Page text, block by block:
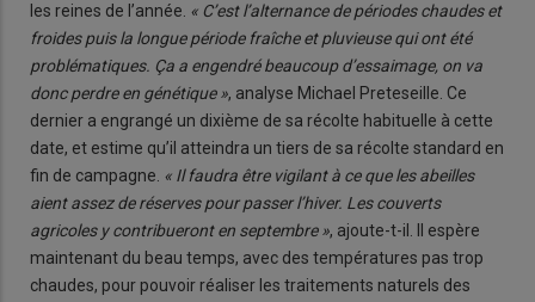
les reines de l’année. « C’est l’alternance de périodes chaudes et
froides puis la longue période fraîche et pluvieuse qui ont été
problématiques. Ça a engendré beaucoup d’essaimage, on va
donc perdre en génétique », analyse Michael Preteseille. Ce
dernier a engrangé un dixième de sa récolte habituelle à cette
date, et estime qu’il atteindra un tiers de sa récolte standard en
fin de campagne. « Il faudra être vigilant à ce que les abeilles
aient assez de réserves pour passer l’hiver. Les couverts
agricoles y contribueront en septembre », ajoute-t-il. Il espère
maintenant du beau temps, avec des températures pas trop
chaudes, pour pouvoir réaliser les traitements naturels des